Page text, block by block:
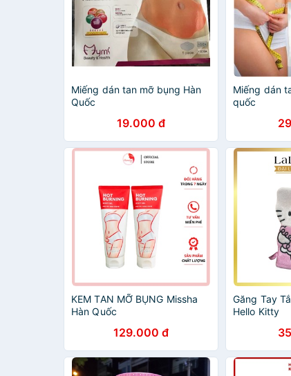
Miếng dán tan mỡ bụng Hàn
Quốc
19.000 đ
Miếng dán
quốc
KEM TAN MỠ BỤNG Missha
Hàn Quốc
129.000 đ
Găng Tay
Hello Kitty